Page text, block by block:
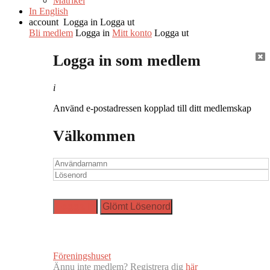
In English
account Logga in Logga ut
Bli medlem Logga in Mitt konto Logga ut
Logga in som medlem
i
Använd e-postadressen kopplad till ditt medlemskap
Välkommen
Föreningshuset
Ännu inte medlem? Registrera dig här